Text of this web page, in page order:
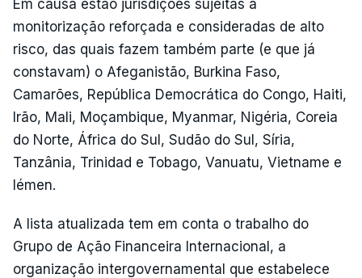
Em causa estão jurisdições sujeitas a
monitorização reforçada e consideradas de alto
risco, das quais fazem também parte (e que já
constavam) o Afeganistão, Burkina Faso,
Camarões, República Democrática do Congo, Haiti,
Irão, Mali, Moçambique, Myanmar, Nigéria, Coreia
do Norte, África do Sul, Sudão do Sul, Síria,
Tanzânia, Trinidad e Tobago, Vanuatu, Vietname e
Iémen.
A lista atualizada tem em conta o trabalho do
Grupo de Ação Financeira Internacional, a
organização intergovernamental que estabelece